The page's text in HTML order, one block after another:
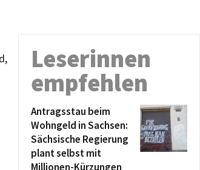
Leserinnen
empfehlen
Antragsstau beim
Wohngeld in Sachsen:
Sächsische Regierung
plant selbst mit
Millionen-Kürzungen